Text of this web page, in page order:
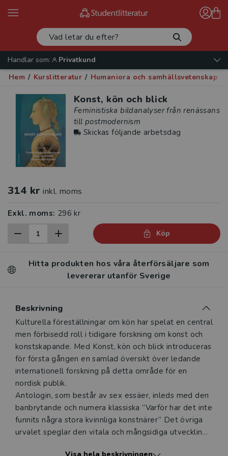
Handlar som:
Privatkund
Hem / Kurslitteratur / Humaniora och samhällsvetenskap
Konst, kön och blick
Feministiska bildanalyser från renässans
till postmodernism
Skickas följande arbetsdag
314 kr inkl. moms
Exkl. moms: 296 kr
Köp
Hitta produkten hos våra återförsäljare som
levererar utanför Sverige
Beskrivning
Beskrivning
Kulturella föreställningar om kön har spelat en central
men förbisedd roll i tidigare forskning om konst och
konstskapande. Med Konst, kön och blick introduceras
för första gången en samlad översikt över ledande
internationell forskning på detta område för en
nordisk publik.
Antologin, som består av sex essäer, inleds med den
banbrytande och numera klassiska ”Varför har det inte
funnits några stora kvinnliga konstnärer” Det övriga
urvalet speglar den vitala och mångsidiga utveckling